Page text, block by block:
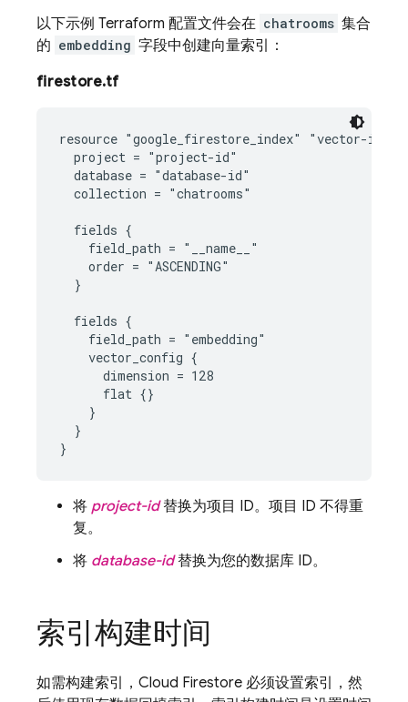
以下示例 Terraform 配置文件会在 chatrooms 集合
的 embedding 字段中创建向量索引：
firestore.tf
resource "google_firestore_index" "vector-
  project = "project-id"
  database = "database-id"
  collection = "chatrooms"
  fields {
    field_path = "__name__"
    order = "ASCENDING"
  }
  fields {
    field_path = "embedding"
    vector_config {
      dimension = 128
      flat {}
    }
  }
将 project-id替换为项目 ID。项目 ID 不得重
复。
将 database-id替换为您的数据库 ID。
索引构建时间
如需构建索引， Cloud Firestore 必须设置索引，然